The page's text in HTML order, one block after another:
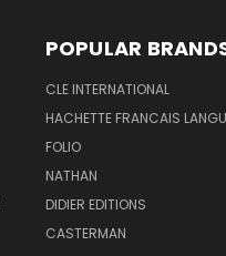
POPULAR
CLE INTERNATIONAL
HACHETTE FRANCAIS
FOLIO
NATHAN
DIDIER EDITIONS
CASTERMAN